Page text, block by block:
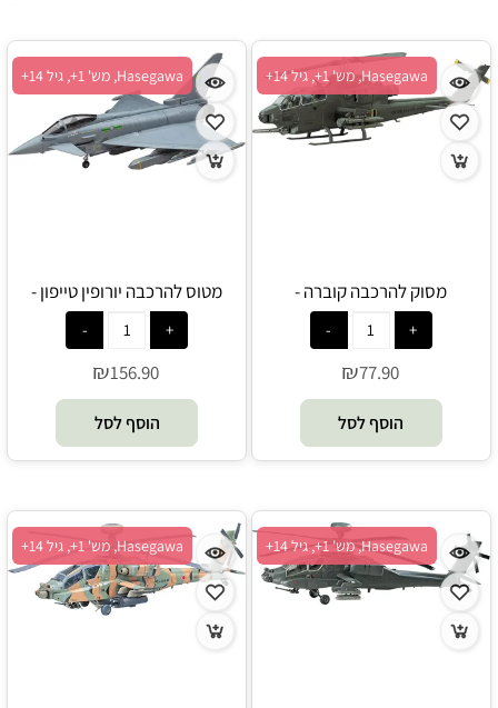
Hasegawa, מש' 1+, גיל 14+
מסוק להרכבה קוברה -
Hasegawa
₪77.90
הוסף לסל
Hasegawa, מש' 1+, גיל 14+
מטוס להרכבה יורופין טייפון -
Hasegawa
₪156.90
הוסף לסל
Hasegawa, מש' 1+, גיל 14+ Hasegawa, מש' 1+, גיל 14+